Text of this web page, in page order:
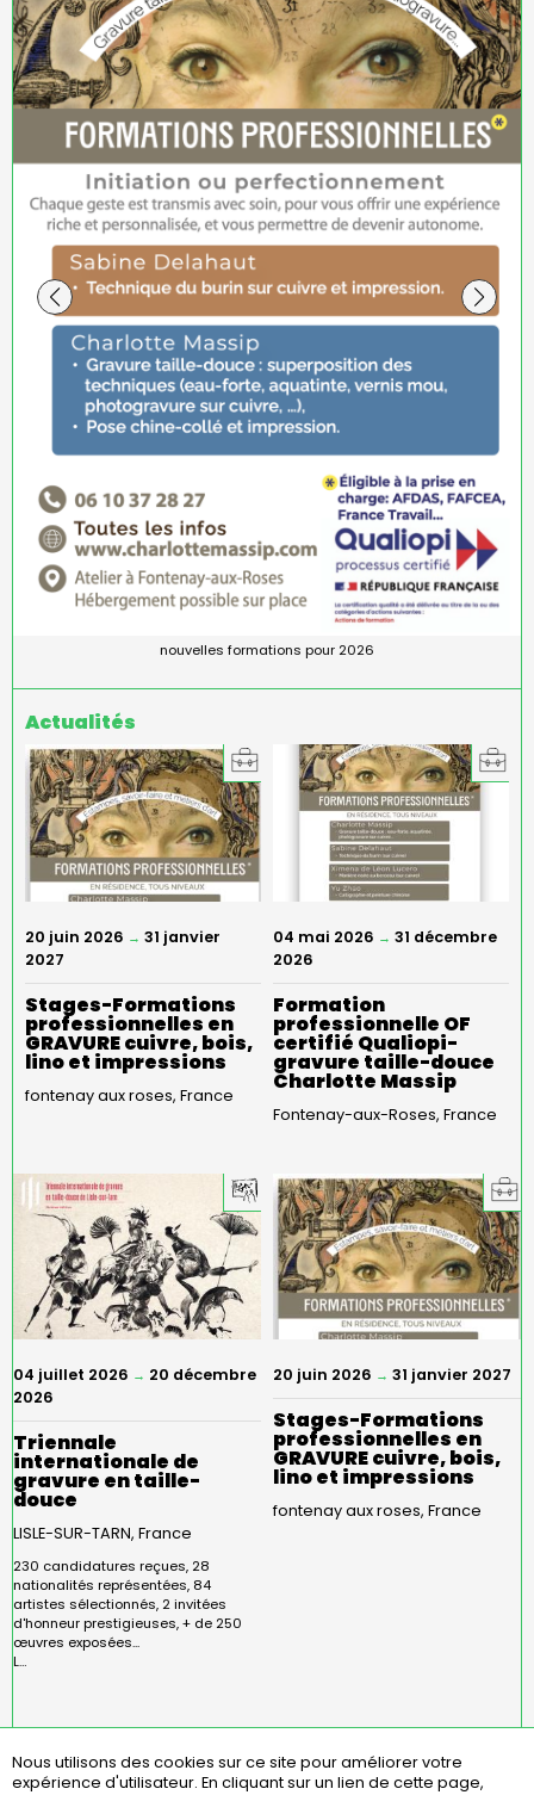
nouvelles formations pour 2026
Actualités
20 juin 2026 → 31 janvier
2027
Stages-Formations
professionnelles en
GRAVURE cuivre, bois,
lino et impressions
fontenay aux roses France
04 mai 2026 → 31 décembre
2026
Formation
professionnelle OF
certifié Qualiopi-
gravure taille-douce
Charlotte Massip
Fontenay-aux-Roses France
04 juillet 2026 → 20 décembre
2026
Triennale
internationale de
gravure en taille-
douce
LISLE-SUR-TARN France
230 candidatures reçues, 28
nationalités représentées, 84
artistes sélectionnés, 2 invitées
d'honneur prestigieuses, + de 250
œuvres exposées...
L…
20 juin 2026 → 31 janvier 2027
Stages-Formations
professionnelles en
GRAVURE cuivre, bois,
lino et impressions
fontenay aux roses France
Nous utilisons des cookies sur ce site pour améliorer votre
expérience d'utilisateur. En cliquant sur un lien de cette page,